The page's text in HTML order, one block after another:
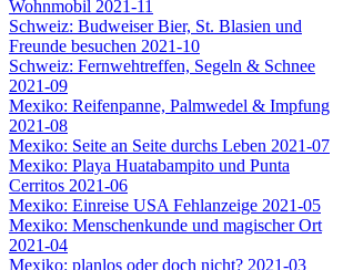
Wohnmobil 2021-11
Schweiz: Budweiser Bier, St. Blasien und
Freunde besuchen 2021-10
Schweiz: Fernwehtreffen, Segeln & Schnee
2021-09
Mexiko: Reifenpanne, Palmwedel & Impfung
2021-08
Mexiko: Seite an Seite durchs Leben 2021-07
Mexiko: Playa Huatabampito und Punta
Cerritos 2021-06
Mexiko: Einreise USA Fehlanzeige 2021-05
Mexiko: Menschenkunde und magischer Ort
2021-04
Mexiko: planlos oder doch nicht? 2021-03